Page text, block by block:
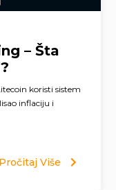
– Šta
koristi sistem
inflaciju i
Pročitaj Više